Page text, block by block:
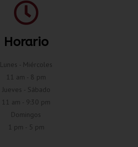
Horario
Lunes - Miércoles
11 am - 8 pm
Jueves - Sábado
11 am - 9:30 pm
Domingos
1 pm - 5 pm